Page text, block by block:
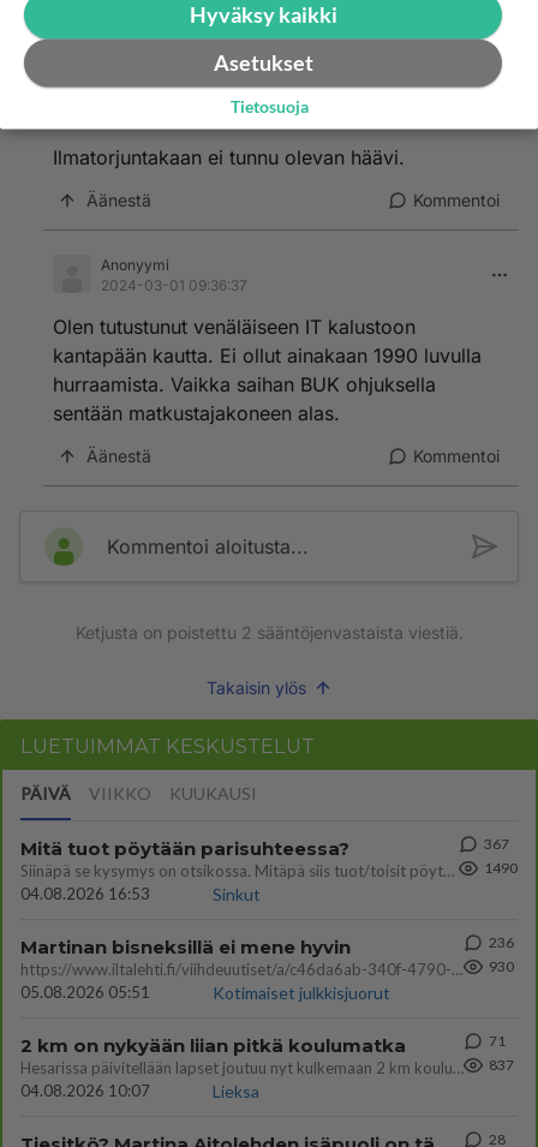
Kommentoi
2024-03-01 09:19:32
Ilmatorjuntakaan ei tunnu olevan häävi.
Äänestä Kommentoi
Anonyymi
2024-03-01 09:36:37
Olen tutustunut venäläiseen IT kalustoon
kantapään kautta. Ei ollut ainakaan 1990 luvulla
hurraamista. Vaikka saihan BUK ohjuksella
sentään matkustajakoneen alas.
Äänestä Kommentoi
Kommentoi aloitusta...
Ketjusta on poistettu 2 sääntöjenvastaista viestiä.
Takaisin ylös
LUETUIMMAT KESKUSTELUT
PÄIVÄ VIIKKO KUUKAUSI
Mitä tuot pöytään parisuhteessa?
Siinäpä se kysymys on otsikossa. Mitäpä siis tuot/toisit pöytään parisuhteessa? Oletko mies vai nainen? Koetko sen mitä
04.08.2026 16:53
Sinkut
367
1490
Martinan bisneksillä ei mene hyvin
https://www.iltalehti.fi/viihdeuutiset/a/c46da6ab-340f-4790-aaa7-0865eed2336 Yrityksen konkurssihakemus on tullut kärä
05.08.2026 05:51
Kotimaiset julkkisjuorut
236
930
2 km on nykyään liian pitkä koulumatka
Hesarissa päivitellään lapset joutuu nyt kulkemaan 2 km kouluun jösses. Ruostefillarilla tuo matka menee vaikka miten äk
04.08.2026 10:07
Lieksa
71
837
28
Hyväksy kaikki
Asetukset
Tietosuoja